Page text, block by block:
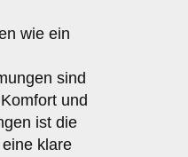
wie ein
sind
und
ist die
klare